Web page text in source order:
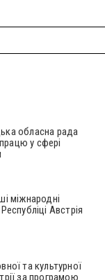
обласна рада
у сфері
міжнародні
Австрія
та культурної
за програмою